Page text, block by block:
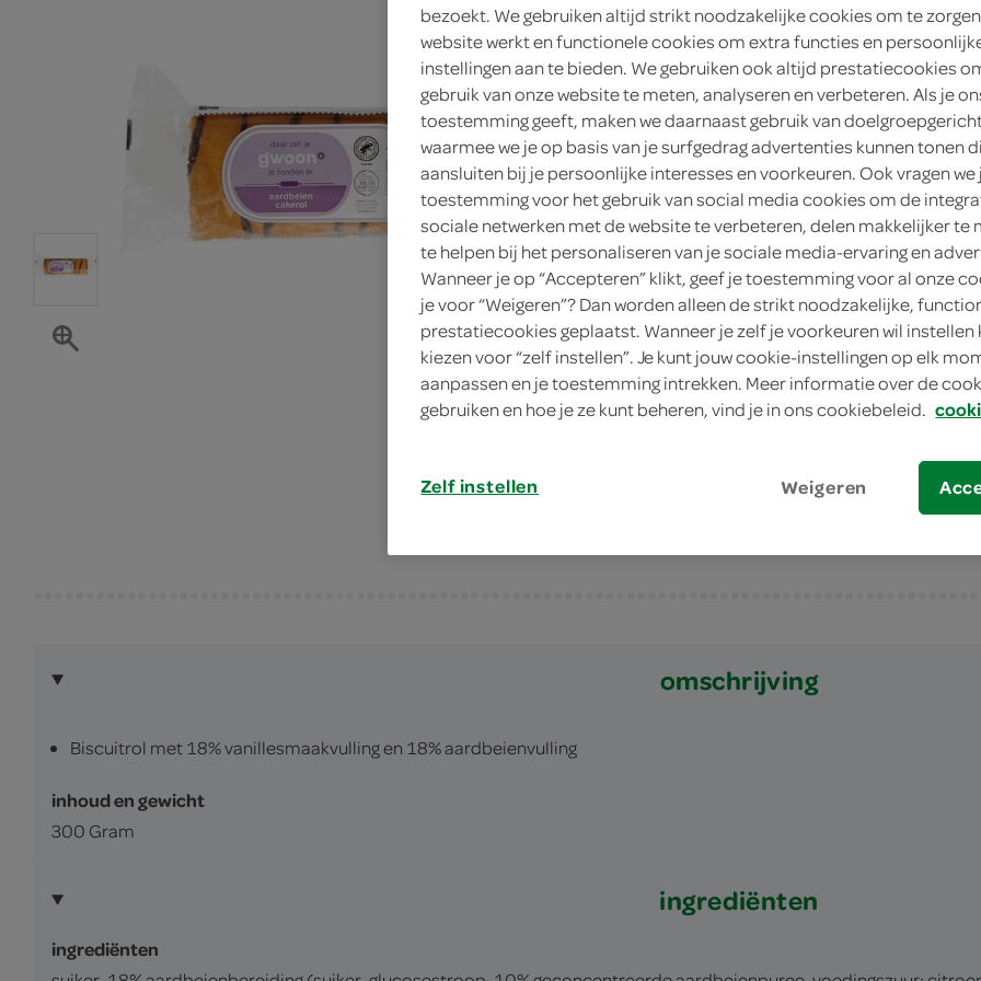
1.
59
300 Gram
in winkelmand
Let op: aanbiedingen zijn niet
verwerkt in de winkelmand.
cakerol met heerlijke aardbeienvulling
zachte cakerol met heerlijke
koel en droog bewaren
omschrijving
Biscuitrol met 18% vanillesmaakvulling en 18% aardbeienvulling
inhoud en gewicht
300 Gram
ingrediënten
ingrediënten
bezoekt. We gebruiken altijd strikt noodzakelijke cookies om te
website werkt en functionele cookies om extra functies en
instellingen aan te bieden. We gebruiken ook altijd prestatiecookies
gebruik van onze website te meten, analyseren en verbeteren. Als je
toestemming geeft, maken we daarnaast gebruik van
waarmee we je op basis van je surfgedrag advertenties kunnen tonen
aansluiten bij je persoonlijke interesses en voorkeuren. Ook vragen we
toestemming voor het gebruik van social media cookies om de
sociale netwerken met de website te verbeteren, delen makkelijker te
te helpen bij het personaliseren van je sociale media-ervaring en
Wanneer je op “Accepteren” klikt, geef je toestemming voor al onze
je voor “Weigeren”? Dan worden alleen de strikt noodzakelijke,
prestatiecookies geplaatst. Wanneer je zelf je voorkeuren wil instellen
kiezen voor “zelf instellen”. Je kunt jouw cookie-instellingen op elk
aanpassen en je toestemming intrekken. Meer informatie over de
gebruiken en hoe je ze kunt beheren, vind je in ons cookiebeleid.
Zelf instellen Weigeren